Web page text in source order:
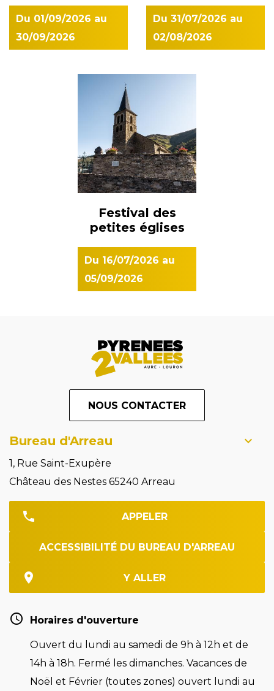
Du 01/09/2026 au
30/09/2026
Du 31/07/2026 au
02/08/2026
Festival des
petites églises
Du 16/07/2026 au
05/09/2026
NOUS CONTACTER
Bureau d'Arreau
1, Rue Saint-Exupère
Château des Nestes 65240 Arreau
APPELER
ACCESSIBILITÉ DU BUREAU D'ARREAU
Y ALLER
Horaires d'ouverture
Ouvert du lundi au samedi de 9h à 12h et de
14h à 18h. Fermé les dimanches. Vacances de
Noël et Février (toutes zones) ouvert lundi au